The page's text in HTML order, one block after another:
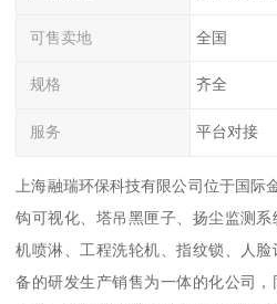
可售卖地 全国
规格 齐全
服务 平台对接
上海融瑞环保科技有限公司位于国际
钩可视化、塔吊黑匣子、扬尘监测
机喷淋、工程洗轮机、指纹锁、人
备的研发生产销售为一体的化公司